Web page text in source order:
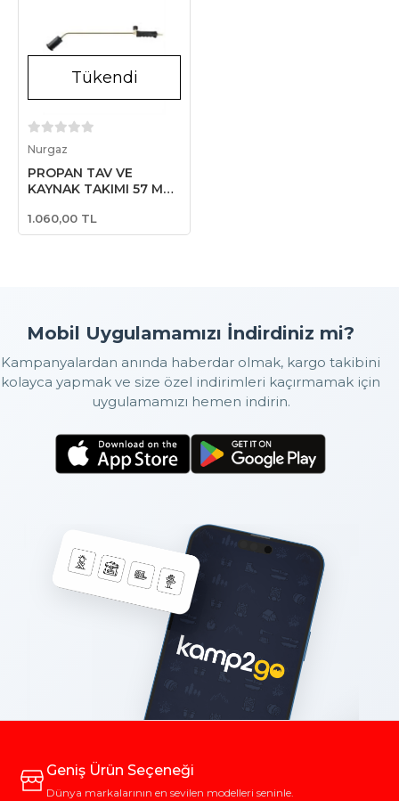
Tükendi
Nurgaz
PROPAN TAV VE
KAYNAK TAKIMI 57 MM
BOYUN
1.060,00 TL
Mobil Uygulamamızı İndirdiniz mi?
Kampanyalardan anında haberdar olmak, kargo takibini
kolayca yapmak ve size özel indirimleri kaçırmamak için
uygulamamızı hemen indirin.
Geniş Ürün Seçeneği
Dünya markalarının en sevilen modelleri seninle.